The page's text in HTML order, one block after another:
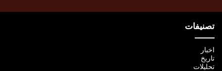
تصنيفات
اخبار
تاريخ
تحليلات